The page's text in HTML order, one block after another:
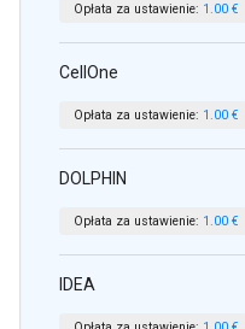
Opłata za ustawienie: 1.00 €
CellOne
Opłata za ustawienie: 1.00 €
DOLPHIN
Opłata za ustawienie: 1.00 €
IDEA